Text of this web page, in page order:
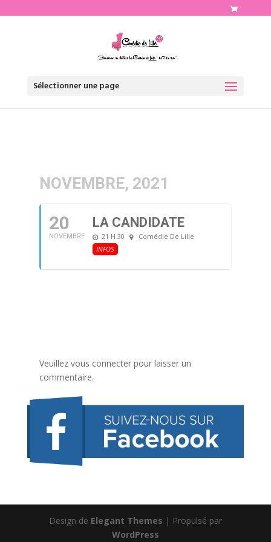
Sélectionner une page
NOVEMBRE, 2021
20
NOVEMBRE
LA CANDIDATE
21 H 30
Comédie De Lille
INFOS
Veuillez vous connecter pour laisser un
commentaire.
Design de Elegant Themes | Propulsé par
WordPress